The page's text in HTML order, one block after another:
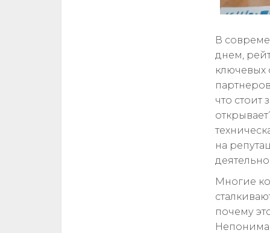
В
днем,
ключевых
что
на
Многие
почему